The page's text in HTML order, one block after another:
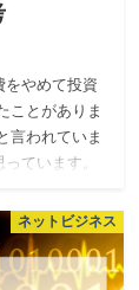
をやめて投資
ことがありま
言われていま
ています。
ネットビジネス